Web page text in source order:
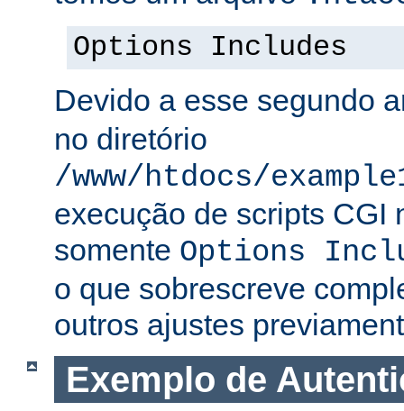
Options Includes
Devido a esse segundo
no diretório
/www/htdocs/
execução de scripts CGI
somente Options
o que sobrescreve
outros ajustes
Exemplo de